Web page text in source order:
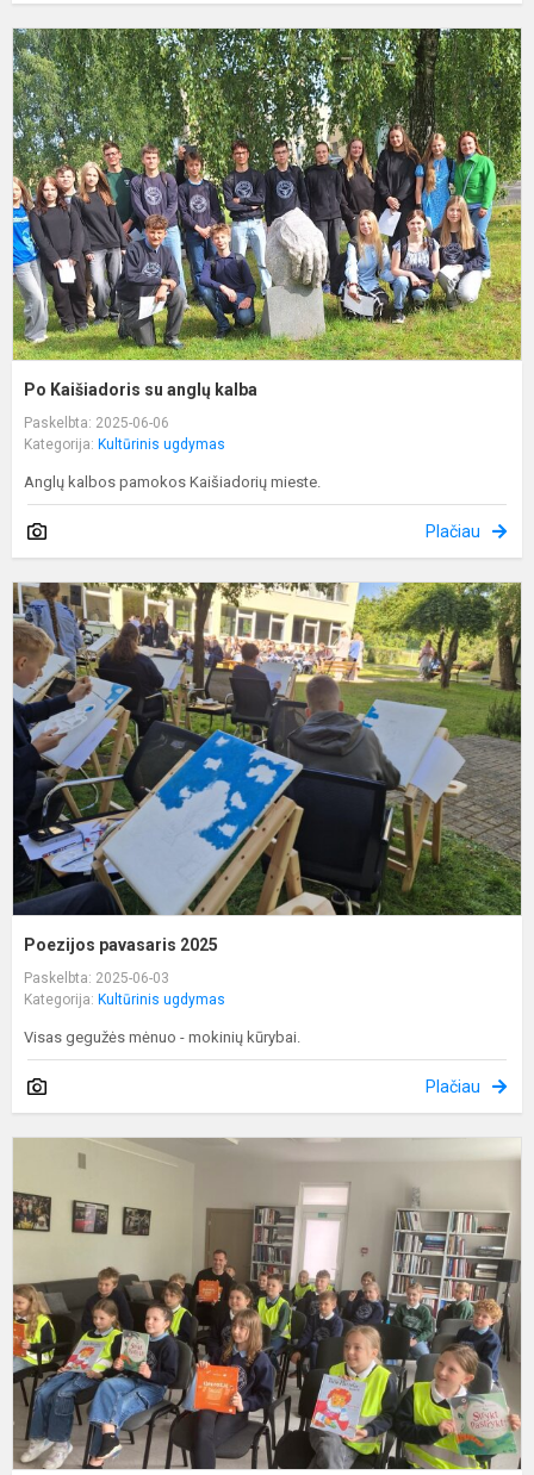
Po Kaišiadoris su anglų kalba
Paskelbta: 2025-06-06
Kategorija: Kultūrinis ugdymas
Anglų kalbos pamokos Kaišiadorių mieste.
Plačiau
Poezijos pavasaris 2025
Paskelbta: 2025-06-03
Kategorija: Kultūrinis ugdymas
Visas gegužės mėnuo - mokinių kūrybai.
Plačiau